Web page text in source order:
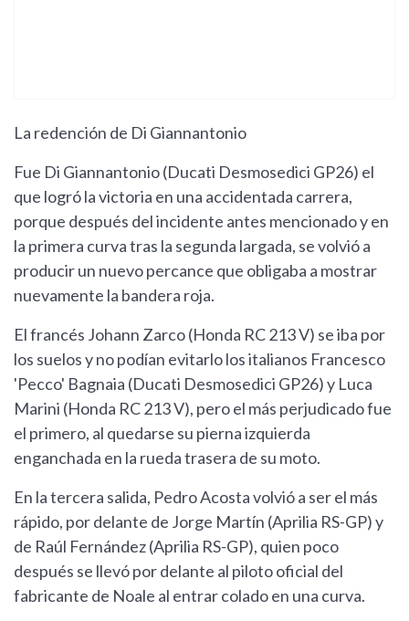
La redención de Di Giannantonio
Fue Di Giannantonio (Ducati Desmosedici GP26) el
que logró la victoria en una accidentada carrera,
porque después del incidente antes mencionado y en
la primera curva tras la segunda largada, se volvió a
producir un nuevo percance que obligaba a mostrar
nuevamente la bandera roja.
El francés Johann Zarco (Honda RC 213 V) se iba por
los suelos y no podían evitarlo los italianos Francesco
'Pecco' Bagnaia (Ducati Desmosedici GP26) y Luca
Marini (Honda RC 213 V), pero el más perjudicado fue
el primero, al quedarse su pierna izquierda
enganchada en la rueda trasera de su moto.
En la tercera salida, Pedro Acosta volvió a ser el más
rápido, por delante de Jorge Martín (Aprilia RS-GP) y
de Raúl Fernández (Aprilia RS-GP), quien poco
después se llevó por delante al piloto oficial del
fabricante de Noale al entrar colado en una curva.